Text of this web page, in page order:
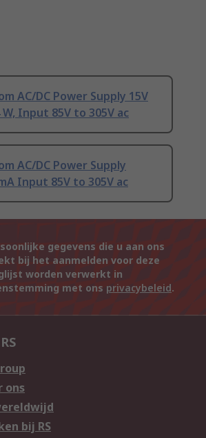
AC/DC Power Supply 15V
W, Input 85V to 305V ac
AC/DC Power Supply
Input 85V to 305V ac
gegevens die u aan ons
bij het aanmelden voor deze
worden verwerkt in
met ons privacybeleid.
ons
bij RS